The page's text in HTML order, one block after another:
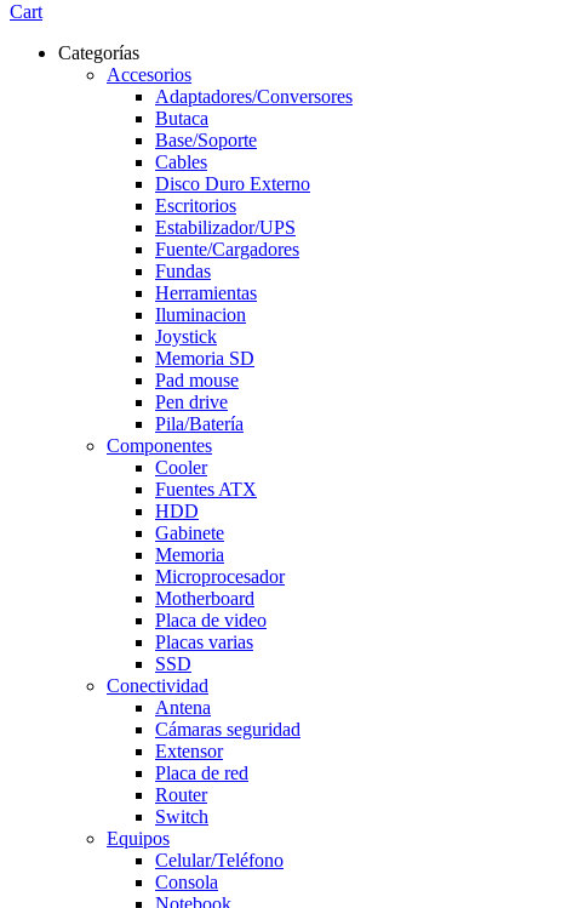
Cart
Categorías
Accesorios
Adaptadores/Conversores
Butaca
Base/Soporte
Cables
Disco Duro Externo
Escritorios
Estabilizador/UPS
Fuente/Cargadores
Fundas
Herramientas
Iluminacion
Joystick
Memoria SD
Pad mouse
Pen drive
Pila/Batería
Componentes
Cooler
Fuentes ATX
HDD
Gabinete
Memoria
Microprocesador
Motherboard
Placa de video
Placas varias
SSD
Conectividad
Antena
Cámaras seguridad
Extensor
Placa de red
Router
Switch
Equipos
Celular/Teléfono
Consola
Notebook